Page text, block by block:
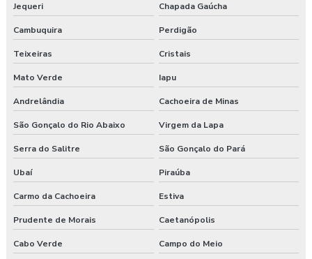
Jequeri Chapada Gaúcha
Cambuquira Perdigão
Teixeiras Cristais
Mato Verde Iapu
Andrelândia Cachoeira de Minas
São Gonçalo do Rio Abaixo Virgem da Lapa
Serra do Salitre São Gonçalo do Pará
Ubaí Piraúba
Carmo da Cachoeira Estiva
Prudente de Morais Caetanópolis
Cabo Verde Campo do Meio